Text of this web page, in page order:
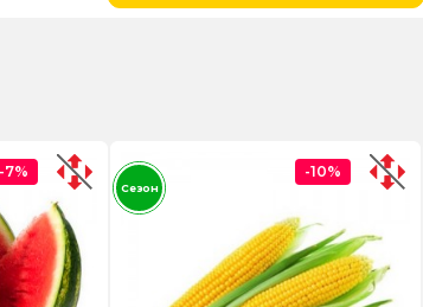
-7% -10%
Сезон